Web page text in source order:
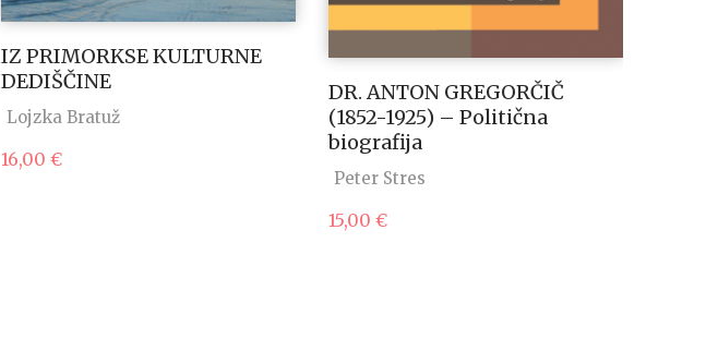
IZ PRIMORKSE KULTURNE
DEDIŠČINE
Lojzka Bratuž
16,00 €
DR. ANTON GREGORČIČ
(1852-1925) – Politična
biografija
Peter Stres
15,00 €